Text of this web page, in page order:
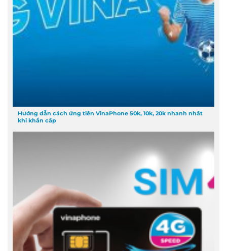
Hướng dẫn cách ứng tiền VinaPhone 50k, 10k, 20k nhanh nhất
khi khẩn cấp